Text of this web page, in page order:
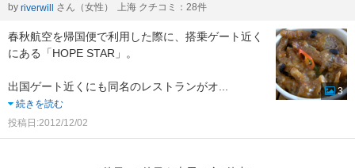
by riverwill さん（女性） 上海 クチコミ：28件
春秋航空を帰国便で利用した際に、搭乗ゲート近く
にある「HOPE STAR」。
出国ゲート近くにも同名のレストランがオ...
続きを読む
投稿日:2012/12/02
3